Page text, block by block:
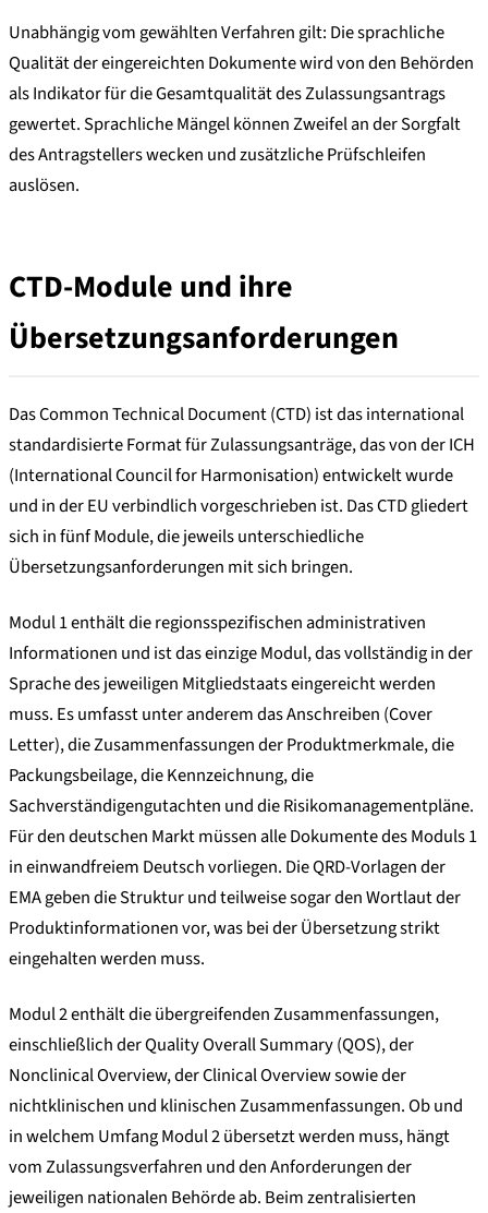
Unabhängig vom gewählten Verfahren gilt: Die sprachliche
Qualität der eingereichten Dokumente wird von den Behörden
als Indikator für die Gesamtqualität des Zulassungsantrags
gewertet. Sprachliche Mängel können Zweifel an der Sorgfalt
des Antragstellers wecken und zusätzliche Prüfschleifen
auslösen.
CTD-Module und ihre
Übersetzungsanforderungen
Das Common Technical Document (CTD) ist das international
standardisierte Format für Zulassungsanträge, das von der ICH
(International Council for Harmonisation) entwickelt wurde
und in der EU verbindlich vorgeschrieben ist. Das CTD gliedert
sich in fünf Module, die jeweils unterschiedliche
Übersetzungsanforderungen mit sich bringen.
Modul 1 enthält die regionsspezifischen administrativen
Informationen und ist das einzige Modul, das vollständig in der
Sprache des jeweiligen Mitgliedstaats eingereicht werden
muss. Es umfasst unter anderem das Anschreiben (Cover
Letter), die Zusammenfassungen der Produktmerkmale, die
Packungsbeilage, die Kennzeichnung, die
Sachverständigengutachten und die Risikomanagementpläne.
Für den deutschen Markt müssen alle Dokumente des Moduls 1
in einwandfreiem Deutsch vorliegen. Die QRD-Vorlagen der
EMA geben die Struktur und teilweise sogar den Wortlaut der
Produktinformationen vor, was bei der Übersetzung strikt
eingehalten werden muss.
Modul 2 enthält die übergreifenden Zusammenfassungen,
einschließlich der Quality Overall Summary (QOS), der
Nonclinical Overview, der Clinical Overview sowie der
nichtklinischen und klinischen Zusammenfassungen. Ob und
in welchem Umfang Modul 2 übersetzt werden muss, hängt
vom Zulassungsverfahren und den Anforderungen der
jeweiligen nationalen Behörde ab. Beim zentralisierten